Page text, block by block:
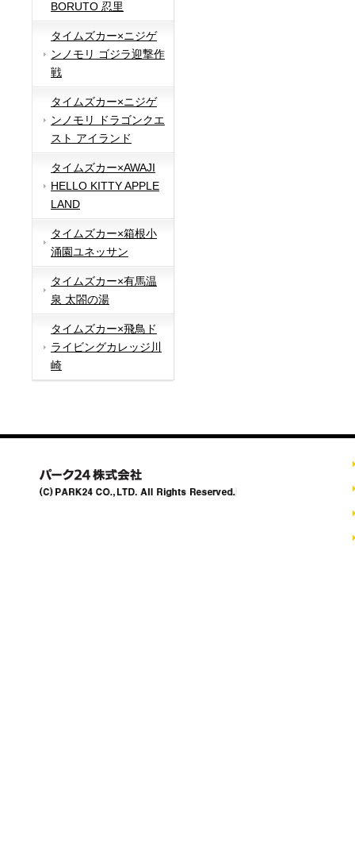
BORUTO 忍里
タイムズカー×ニジゲ
ンノモリ ゴジラ迎撃作
戦
タイムズカー×ニジゲ
ンノモリ ドラゴンクエ
スト アイランド
タイムズカー×AWAJI
HELLO KITTY APPLE
LAND
タイムズカー×箱根小
涌園ユネッサン
タイムズカー×有馬温
泉 太閤の湯
タイムズカー×飛鳥ド
ライビングカレッジ川
崎